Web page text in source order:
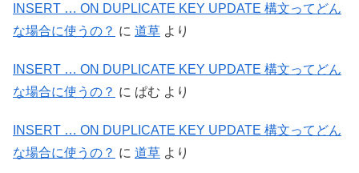
INSERT … ON DUPLICATE KEY UPDATE 構文ってどん
な場合に使うの？ に 道草 より
INSERT … ON DUPLICATE KEY UPDATE 構文ってどん
な場合に使うの？ に ぱむ より
INSERT … ON DUPLICATE KEY UPDATE 構文ってどん
な場合に使うの？ に 道草 より